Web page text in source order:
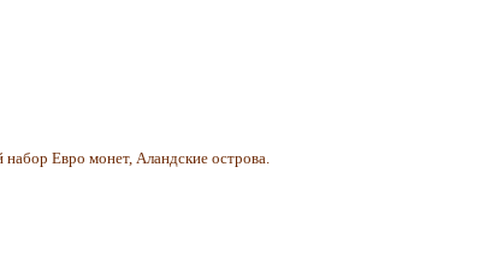
Евро монет, Аландские острова.